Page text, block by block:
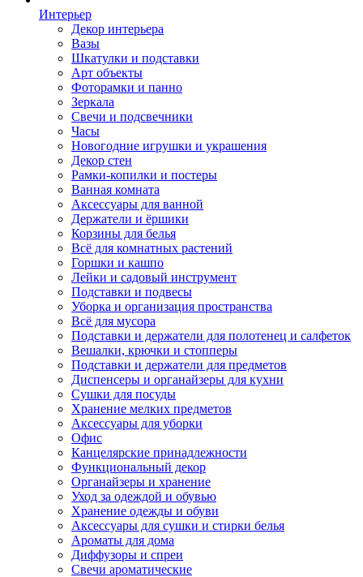
Интерьер
Декор интерьера
Вазы
Шкатулки и подставки
Арт объекты
Фоторамки и панно
Зеркала
Свечи и подсвечники
Часы
Новогодние игрушки и украшения
Декор стен
Рамки-копилки и постеры
Ванная комната
Аксессуары для ванной
Держатели и ёршики
Корзины для белья
Всё для комнатных растений
Горшки и кашпо
Лейки и садовый инструмент
Подставки и подвесы
Уборка и организация пространства
Всё для мусора
Подставки и держатели для полотенец и салфеток
Вешалки, крючки и стопперы
Подставки и держатели для предметов
Диспенсеры и органайзеры для кухни
Сушки для посуды
Хранение мелких предметов
Аксессуары для уборки
Офис
Канцелярские принадлежности
Функциональный декор
Органайзеры и хранение
Уход за одеждой и обувью
Хранение одежды и обуви
Аксессуары для сушки и стирки белья
Ароматы для дома
Диффузоры и спреи
Свечи ароматические